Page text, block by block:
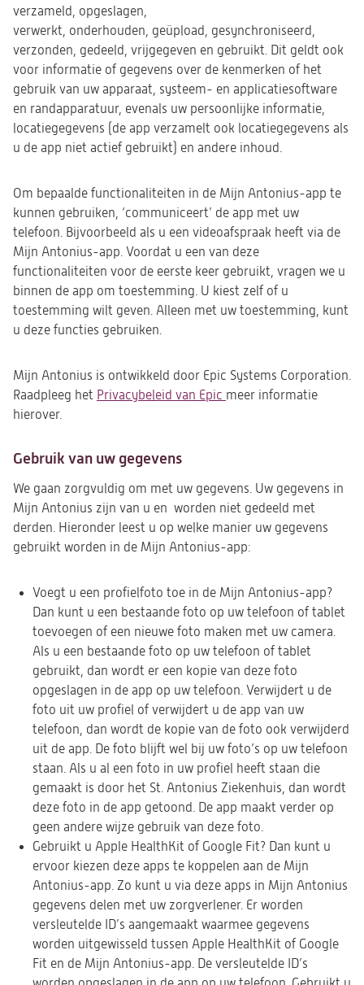
verzameld, opgeslagen,
verwerkt, onderhouden, geüpload, gesynchroniseerd,
verzonden, gedeeld, vrijgegeven en gebruikt. Dit geldt ook
voor informatie of gegevens over de kenmerken of het
gebruik van uw apparaat, systeem- en applicatiesoftware
en randapparatuur, evenals uw persoonlijke informatie,
locatiegegevens (de app verzamelt ook locatiegegevens als
u de app niet actief gebruikt) en andere inhoud.
Om bepaalde functionaliteiten in de Mijn Antonius-app te
kunnen gebruiken, ‘communiceert’ de app met uw
telefoon. Bijvoorbeeld als u een videoafspraak heeft via de
Mijn Antonius-app. Voordat u een van deze
functionaliteiten voor de eerste keer gebruikt, vragen we u
binnen de app om toestemming. U kiest zelf of u
toestemming wilt geven. Alleen met uw toestemming, kunt
u deze functies gebruiken.
Mijn Antonius is ontwikkeld door Epic Systems Corporation.
Raadpleeg het Privacybeleid van Epic (opent
meer informatie
hierover.
Gebruik van uw gegevens
We gaan zorgvuldig om met uw gegevens. Uw gegevens in
Mijn Antonius zijn van u en worden niet gedeeld met
derden. Hieronder leest u op welke manier uw gegevens
gebruikt worden in de Mijn Antonius-app:
Voegt u een profielfoto toe in de Mijn Antonius-app?
Dan kunt u een bestaande foto op uw telefoon of tablet
toevoegen of een nieuwe foto maken met uw camera.
Als u een bestaande foto op uw telefoon of tablet
gebruikt, dan wordt er een kopie van deze foto
opgeslagen in de app op uw telefoon. Verwijdert u de
foto uit uw profiel of verwijdert u de app van uw
telefoon, dan wordt de kopie van de foto ook verwijderd
uit de app. De foto blijft wel bij uw foto’s op uw telefoon
staan. Als u al een foto in uw profiel heeft staan die
gemaakt is door het St. Antonius Ziekenhuis, dan wordt
deze foto in de app getoond. De app maakt verder op
geen andere wijze gebruik van deze foto.
Gebruikt u Apple HealthKit of Google Fit? Dan kunt u
ervoor kiezen deze apps te koppelen aan de Mijn
Antonius-app. Zo kunt u via deze apps in Mijn Antonius
gegevens delen met uw zorgverlener. Er worden
versleutelde ID’s aangemaakt waarmee gegevens
worden uitgewisseld tussen Apple HealthKit of Google
Fit en de Mijn Antonius-app. De versleutelde ID’s